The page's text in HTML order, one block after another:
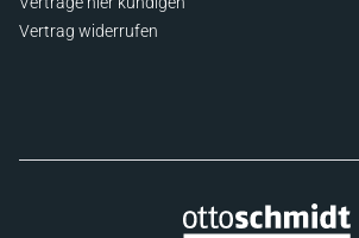
Vertrag widerrufen